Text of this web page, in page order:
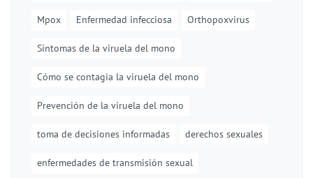
Mpox Enfermedad infecciosa Orthopoxvirus
Síntomas de la viruela del mono
Cómo se contagia la viruela del mono
Prevención de la viruela del mono
toma de decisiones informadas derechos sexuales
enfermedades de transmisión sexual